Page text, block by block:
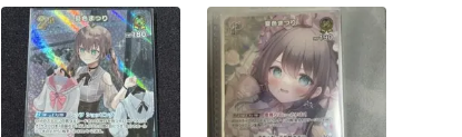
ブ マズ Secret Honey ベイ
ビー エンジェリック 原
宿 夏色 まつり 原宿 ロリ
ータ ボディライン)